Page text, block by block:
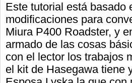
Este tutorial está basado
modificaciones para
Miura P400 Roadster, y
armado de las cosas
con el lector los trabajos
el kit de Hasegawa tiene